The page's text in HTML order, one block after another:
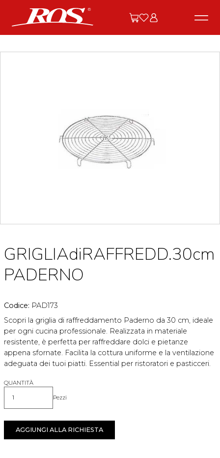
GRIGLIAdiRAFFREDD.30cm
PADERNO
Codice: PAD173
Scopri la griglia di raffreddamento Paderno da 30 cm, ideale
per ogni cucina professionale. Realizzata in materiale
resistente, è perfetta per raffreddare dolci e pietanze
appena sfornate. Facilita la cottura uniforme e la ventilazione
adeguata dei tuoi piatti. Essential per ristoratori e pasticceri.
QUANTITÀ
Quantità Pezzi
AGGIUNGI ALLA RICHIESTA